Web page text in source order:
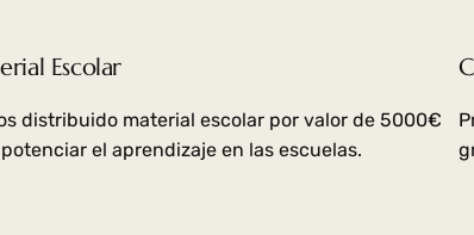
Escolar
distribuido material escolar por valor de 5000€
el aprendizaje en las escuelas.